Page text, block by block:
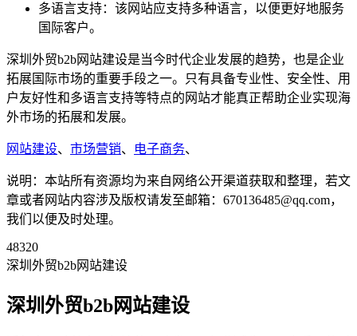
多语言支持：该网站应支持多种语言，以便更好地服务
国际客户。
深圳外贸b2b网站建设是当今时代企业发展的趋势，也是企业
拓展国际市场的重要手段之一。只有具备专业性、安全性、用
户友好性和多语言支持等特点的网站才能真正帮助企业实现海
外市场的拓展和发展。
网站建设、 市场营销、 电子商务、
说明：本站所有资源均为来自网络公开渠道获取和整理，若文
章或者网站内容涉及版权请发至邮箱：670136485@qq.com，
我们以便及时处理。
48320
深圳外贸b2b网站建设
深圳外贸b2b网站建设